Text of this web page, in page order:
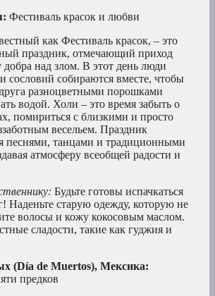
Фестиваль красок и любви
как Фестиваль красок, – это
праздник, отмечающий приход
над злом. В этот день люди
и сословий собираются вместе, чтобы
разноцветными порошками
водой. Холи – это время забыть о
помириться с близкими и просто
весельем. Праздник
песнями, танцами и традиционными
атмосферу всеобщей радости и
Будьте готовы испачкаться
Наденьте старую одежду, которую не
волосы и кожу кокосовым маслом.
сладости, такие как гуджия и
(Día de Muertos), Мексика:
предков